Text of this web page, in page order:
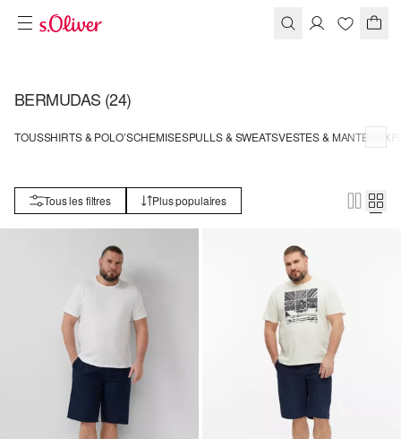
BERMUDAS (24)
TOUSSHIRTS & POLO’SCHEMISESPULLS & SWEATSVESTES & MANTEAUX
Tous les filtres Plus populaires